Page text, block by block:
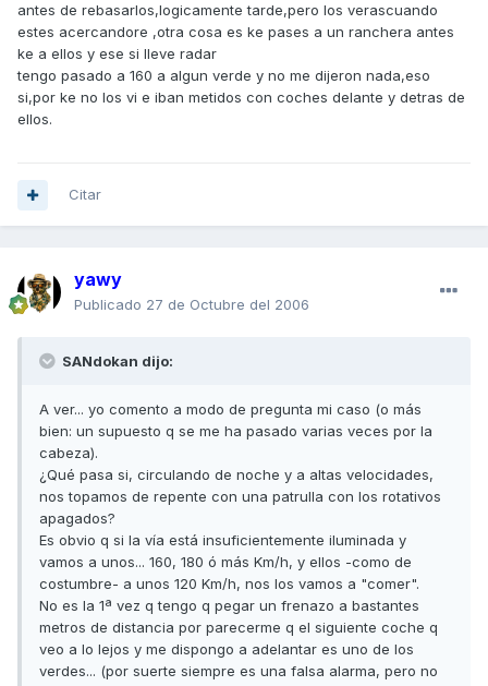
antes de rebasarlos,logicamente tarde,pero los verascuando
estes acercandore ,otra cosa es ke pases a un ranchera antes
ke a ellos y ese si lleve radar
tengo pasado a 160 a algun verde y no me dijeron nada,eso
si,por ke no los vi e iban metidos con coches delante y detras de
ellos.
Citar
yawy
Publicado 27 de Octubre del 2006
SANdokan dijo:
A ver... yo comento a modo de pregunta mi caso (o más
bien: un supuesto q se me ha pasado varias veces por la
cabeza).
¿Qué pasa si, circulando de noche y a altas velocidades,
nos topamos de repente con una patrulla con los rotativos
apagados?
Es obvio q si la vía está insuficientemente iluminada y
vamos a unos... 160, 180 ó más Km/h, y ellos -como de
costumbre- a unos 120 Km/h, nos los vamos a "comer".
No es la 1ª vez q tengo q pegar un frenazo a bastantes
metros de distancia por parecerme q el siguiente coche q
veo a lo lejos y me dispongo a adelantar es uno de los
verdes... (por suerte siempre es una falsa alarma, pero no